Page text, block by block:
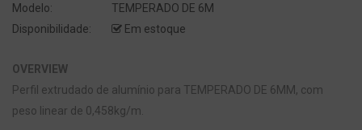
Modelo:
TEMPERADO DE 6M
Disponibilidade:
Em estoque
OVERVIEW
Perfil extrudado de alumínio para TEMPERADO DE 6MM, com
peso linear de 0,458kg/m.